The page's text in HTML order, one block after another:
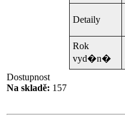
Detaily
Rok
vyd�n�
Dostupnost
Na skladě: 157